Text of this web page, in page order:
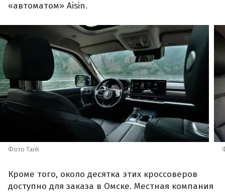
«автоматом» Aisin.
Фото Tank
Кроме того, около десятка этих кроссоверов
доступно для заказа в Омске. Местная компания